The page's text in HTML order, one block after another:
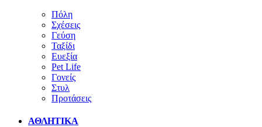
Πόλη
Σχέσεις
Γεύση
Ταξίδι
Ευεξία
Pet Life
Γονείς
Στυλ
Προτάσεις
ΑΘΛΗΤΙΚΑ